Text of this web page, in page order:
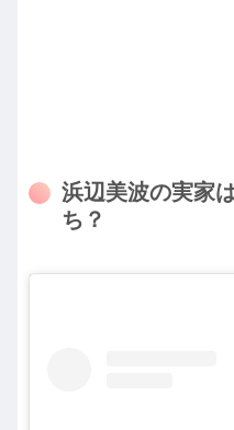
浜辺美波の実家
ち？